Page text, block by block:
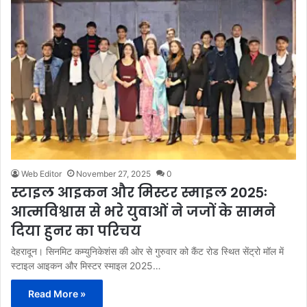
Web Editor November 27, 2025 0
स्टाइल आइकन और मिस्टर स्माइल 2025ः
आत्मविश्वास से भरे युवाओं ने जजों के सामने
दिया हुनर का परिचय
देहरादून। सिनमिट कम्युनिकेशंस की ओर से गुरुवार को कैंट रोड स्थित सेंट्रो मॉल में
स्टाइल आइकन और मिस्टर स्माइल 2025…
Read More »